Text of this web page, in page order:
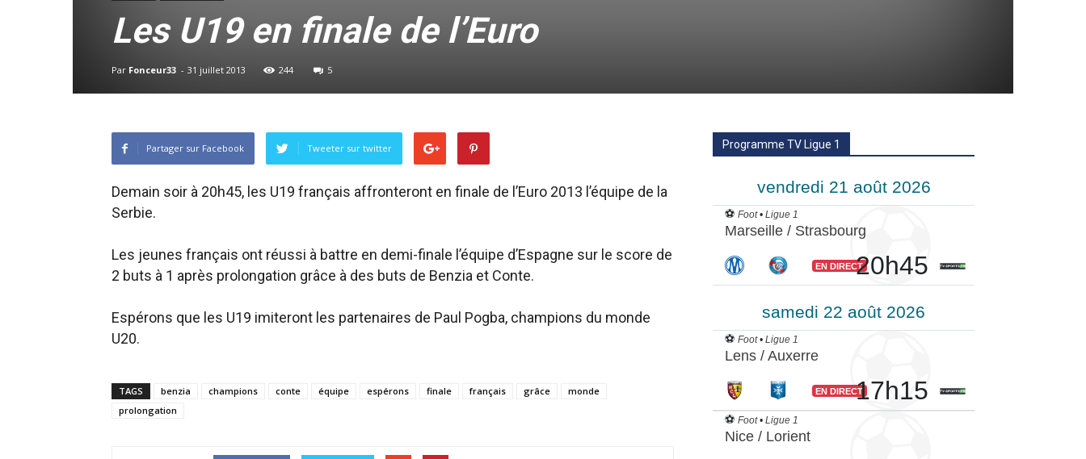
Les U19 en finale de l’Euro
Par Fonceur33 - 31 juillet 2013 244 5
Partager sur Facebook Tweeter sur twitter
Demain soir à 20h45, les U19 français affronteront en finale de l’Euro 2013 l’équipe de la
Serbie.
Les jeunes français ont réussi à battre en demi-finale l’équipe d’Espagne sur le score de
2 buts à 1 après prolongation grâce à des buts de Benzia et Conte.
Espérons que les U19 imiteront les partenaires de Paul Pogba, champions du monde
U20.
TAGS benzia champions conte équipe espérons finale français grâce
monde
prolongation
Programme TV Ligue 1